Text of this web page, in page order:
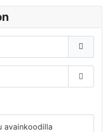
Näytä
avainkoodilla